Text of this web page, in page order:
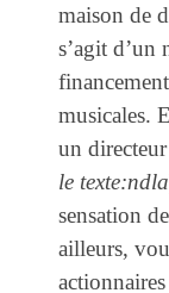
maison de
s’agit
musicales.
un
le texte:ndla
sensation
ailleurs,